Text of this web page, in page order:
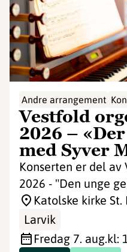
Andre arrangement
Vestfold
2026 –
med Syver
Konserten er del
2026 - "Den unge
Katolske kirke St.
Larvik
fredag 7. aug.kl: